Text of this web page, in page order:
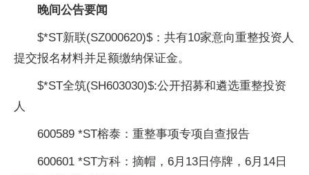
晚间公告要闻
$*ST新联(SZ000620)$：共有10家意向重整投资人
提交报名材料并足额缴纳保证金。
$*ST全筑(SH603030)$:公开招募和遴选重整投资
人
600589 *ST榕泰：重整事项专项自查报告
600601 *ST方科：摘帽，6月13日停牌，6月14日